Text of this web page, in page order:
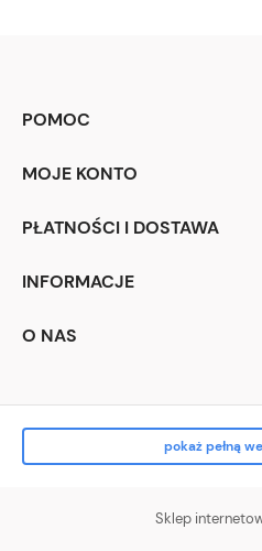
POMOC
MOJE KONTO
PŁATNOŚCI I DOSTAWA
INFORMACJE
O NAS
pokaż pełną
Sklep